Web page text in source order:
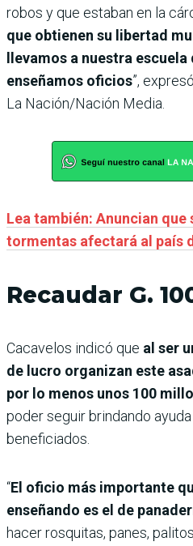
robos y que estaban en la
que obtienen su libertad
llevamos a nuestra
enseñamos oficios”,
La Nación/Nación Media.
Lea también: Anuncian
tormentas afectará al país
Recaudar G.
Cacavelos indicó que al ser
de lucro organizan este
por lo menos unos 100
poder seguir brindando
beneficiados.
“El oficio más importante
enseñando es el de
hacer rosquitas, panes,